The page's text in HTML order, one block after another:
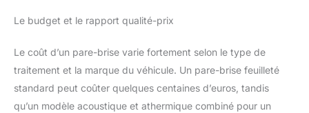
Le budget et le rapport qualité-prix
Le coût d’un pare-brise varie fortement selon le type de
traitement et la marque du véhicule. Un pare-brise feuilleté
standard peut coûter quelques centaines d’euros, tandis
qu’un modèle acoustique et athermique combiné pour un